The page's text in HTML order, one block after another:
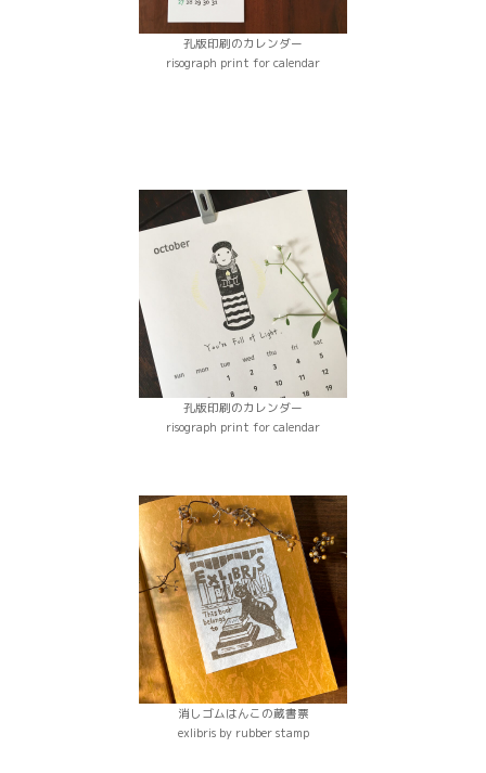
孔版印刷のカレンダー
risograph print for calendar
孔版印刷のカレンダー
risograph print for calendar
消しゴムはんこの蔵書票
exlibris by rubber stamp